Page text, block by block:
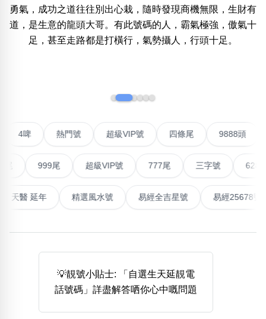
清除全部分類
搜尋
無7無8無9
清除全部分類
搜尋
無5字
多8字 9888頭 二字號
三字號
清除全部分類
勇氣，成功之道往往別出心栽，隨時發現商機無限，生財有
道，是生意的龍頭大哥。有此號碼的人，霸氣極強，傲氣十
足，甚至走路都是打橫行，氣勢攝人，行頭十足。
熱門號 超級VIP號 四條尾 9888
超級VIP號 777尾 三字號 6288頭
高能量生氣 天醫 延年 精選風水號 易經全吉星號 易
💡靚號小貼士: 「自選生天延靚電
話號碼」詳盡解答哂你心中嘅問題